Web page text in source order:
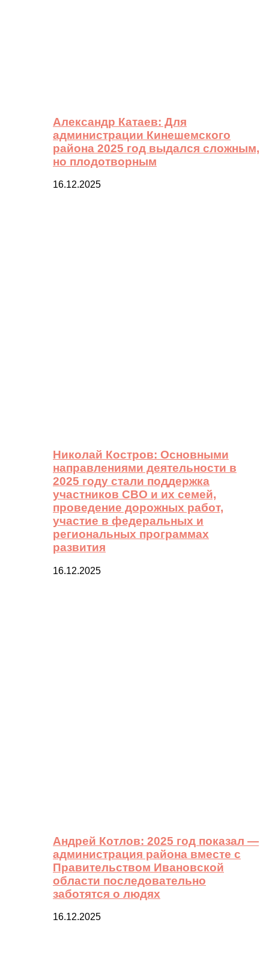
Александр Катаев: Для
администрации Кинешемского
района 2025 год выдался сложным,
но плодотворным
16.12.2025
Николай Костров: Основными
направлениями деятельности в
2025 году стали поддержка
участников СВО и их семей,
проведение дорожных работ,
участие в федеральных и
региональных программах
развития
16.12.2025
Андрей Котлов: 2025 год показал —
администрация района вместе с
Правительством Ивановской
области последовательно
заботятся о людях
16.12.2025